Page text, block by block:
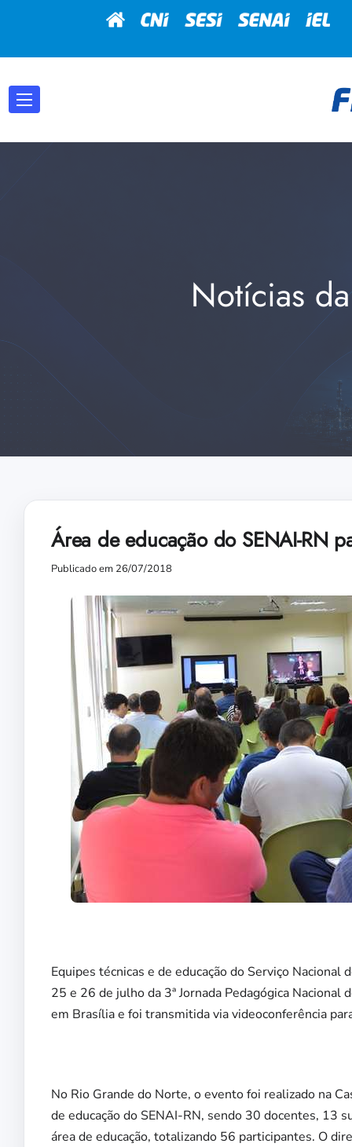
Notícias
Área de educação do SENAI-RN
Publicado em 26/07/2018
Equipes técnicas e de educação do Serviço
25 e 26 de julho da 3ª Jornada Pedagógica Nacional
em Brasília e foi transmitida via videoconferência
No Rio Grande do Norte, o evento foi realizado na
de educação do SENAI-RN, sendo 30 docentes, 13
área de educação, totalizando 56 participantes. O